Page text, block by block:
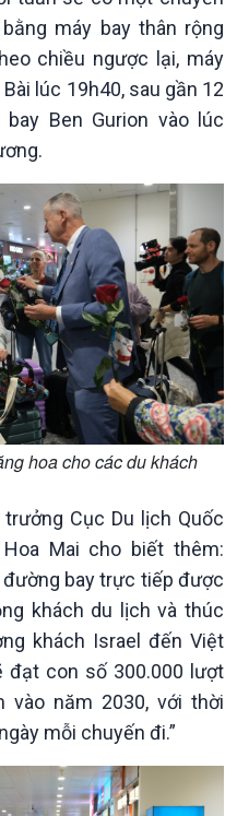
Nông nghiệp & Biển đảo
Tin Nông nghiệp & Biển
đảo
Mùa vàng
Biển đảo Việt Nam
Tâm tình biên giới và hải
đảo
Nam
máy bay thân rộng
chiều ngược lại, máy
lúc 19h40, sau gần 12
Ben Gurion vào lúc
hoa cho các du khách
Cục Du lịch Quốc
Mai cho biết thêm:
bay trực tiếp được
khách du lịch và thúc
khách Israel đến Việt
đạt con số 300.000 lượt
vào năm 2030, với thời
mỗi chuyến đi.”